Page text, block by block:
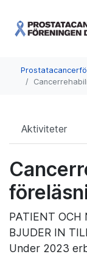
Aktiviteter
PATIENT OCH
BJUDER IN
Under 2023